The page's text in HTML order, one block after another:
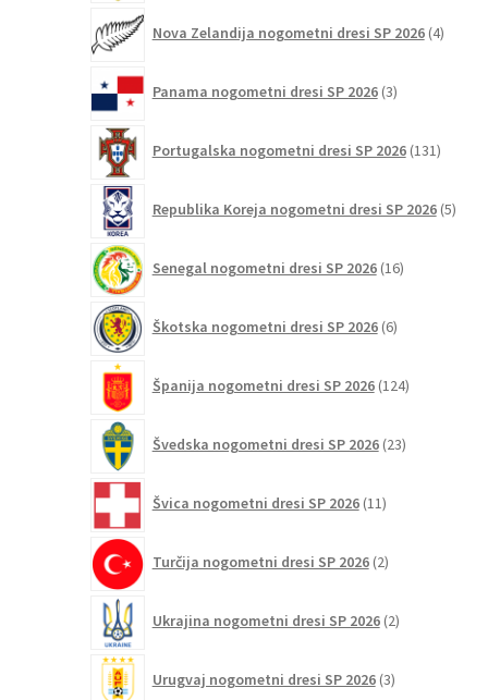
Nova Zelandija nogometni dresi SP 2026 4izdelki
Panama nogometni dresi SP 2026 3izdelki
Portugalska nogometni dresi SP 2026 131
Republika Koreja nogometni dresi SP 2026 5
Senegal nogometni dresi SP 2026 16izdelkov
Škotska nogometni dresi SP 2026 6izdelkov
Španija nogometni dresi SP 2026 124izdelkov
Švedska nogometni dresi SP 2026 23izdelkov
Švica nogometni dresi SP 2026 11izdelkov
Turčija nogometni dresi SP 2026 2izdelka
Ukrajina nogometni dresi SP 2026 2izdelka
Urugvaj nogometni dresi SP 2026 3izdelki